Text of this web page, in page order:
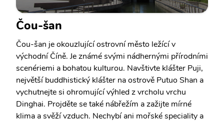
Čou-šan
Čou-šan je okouzlující ostrovní město ležící v
východní Číně. Je známé svými nádhernými přírodními
scenériemi a bohatou kulturou. Navštivte klášter Puji,
největší buddhistický klášter na ostrově Putuo Shan a
vychutnejte si ohromující výhled z vrcholu vrchu
Dinghai. Projděte se také nábřežím a zažijte mírné
klima a svěží vzduch. Nechybí ani mořské speciality a